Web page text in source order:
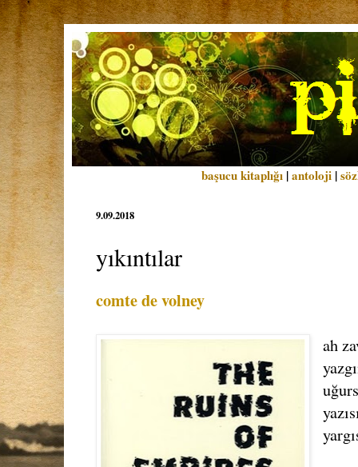
başucu kitaplığı |antoloji |
9.09.2018
yıkıntılar
comte de volney
ah